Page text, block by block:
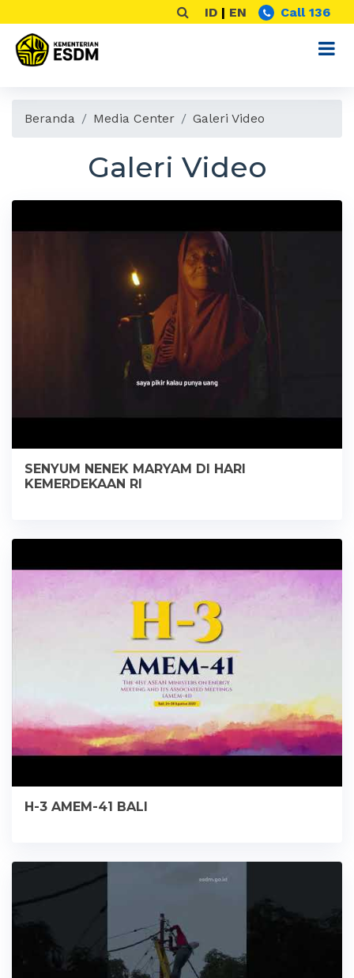
ID | EN Call 136
Beranda Media Center Galeri Video
Galeri Video
SENYUM NENEK MARYAM DI HARI
KEMERDEKAAN RI
H-3 AMEM-41 BALI